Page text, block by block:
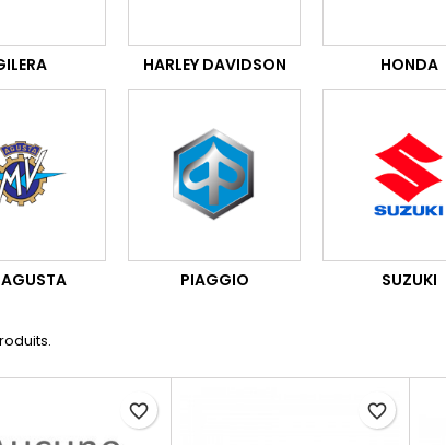
HARLEY DAVIDSON HONDA
PIAGGIO SUZUKI
favorite_border favorite_border